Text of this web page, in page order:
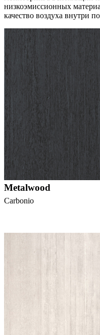
низкоэмиссионных
качество воздуха внутри
Metalwood
Carbonio